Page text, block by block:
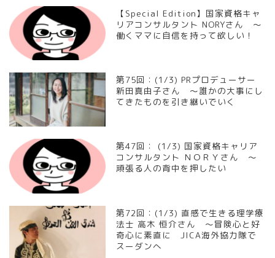
【Special Edition】国家資格キャ
リアコンサルタント NORYさん ～
働くママに自信を持って欲しい！
第75回：(1/3) PRプロデューサー
新田真由子さん ～誰かの大事にし
てきたものを引き継いでいく
第47回： (1/3) 国家資格キャリア
コンサルタント ＮＯＲＹさん 〜
頑張る人の背中を押したい
第72回：(1/3) 直感で生きる理学療
法士 高木 恒介さん ～冒険心と好
奇心に素直に JICA海外協力隊で
スーダンへ